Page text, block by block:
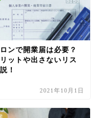
ンで開業届は必要？
ットや出さないリス
！
2021年10月1日